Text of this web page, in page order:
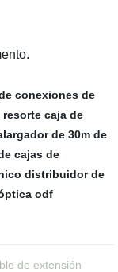
conexiones de
resorte caja de
de 30m de
cajas de
distribuidor de
odf
de extensión